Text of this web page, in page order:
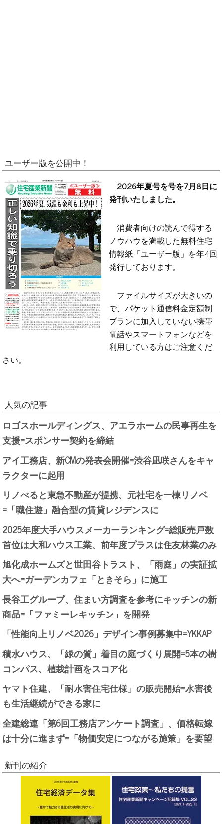
ユーザー版を公開中！
2026年夏号を号を7月8日に
発刊いたしました。
消費者向けの読んで得する
ノウハウを満載した無料住宅
情報紙「ユーザー版」を年4回
発行しております。
ファイルサイズが大きいの
で、パケット通信料金定額制
プランに加入していない携帯
電話やスマートフォンなどを
利用している方はご注意くだ
さい。
人気の記事
ロゴスホールディングス、アエラホームの民事再生を
支援=スポンサー契約を締結
アイ工務店、新CMの発表会開催=渋谷凪咲さんをキャ
ラクターに起用
リノべると東急不動産が提携、元社宅を一棟リノベ
=「職住遊」融合型の賃貸レジデンスに
2025年度大手ハウスメーカーランキング=総販売戸数
首位は大和ハウス工業、前年度プラスは住友林業のみ
旭化成ホームズと世田谷トラスト、「雨庭」の実証拡
大へ=ガーデンカフェ「ときそら」に施工
長谷工グループ、住まい方調査を参考にキッチンの新
商品=「ファミーレキッチン」を開発
「性能向上リノベ2026」デザイン事例募集中=YKKAP
積水ハウス、「緑の質」着目の庭づくり展開=5本の樹
コンパス、植栽計画をスコア化
ヤマト住建、「耐水害住宅仕様」の販売開始=水害後
も生活継続ができる家に
全建総連「第6回工務店アンケート調査」、価格転嫁
は十分に進まず=「物価安定につながる施策」を要望
新刊の紹介